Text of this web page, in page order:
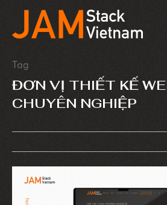
Tag
ĐƠN VỊ THIẾT KẾ
CHUYÊN NGHIỆP